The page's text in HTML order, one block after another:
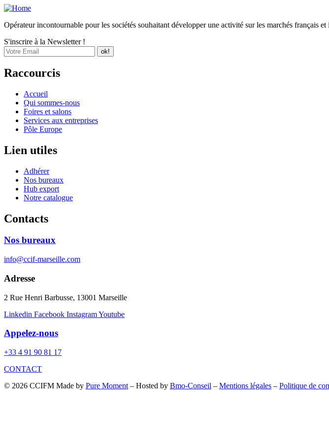
Opérateur incontournable pour les sociétés souhaitant développer une activité sur les marchés français et
S'inscrire à la Newsletter !
Raccourcis
Accueil
Qui sommes-nous
Foires et salons
Services aux entreprises
Pôle Europe
Lien utiles
Adhérer
Nos bureaux
Hub export
Notre catalogue
Contacts
Nos bureaux
info@ccif-marseille.com
Adresse
2 Rue Henri Barbusse, 13001 Marseille
Linkedin Facebook InstagramYoutube
Appelez-nous
+33 4 91 90 81 17
CONTACT
© 2026 CCIFM Made by Pure Moment – Hosted by Bmo-Conseil – Mentions légales – Politique de